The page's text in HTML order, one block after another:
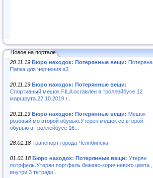
Новое на портале
20.11.19 Бюро находок: Потерянные вещи: Потеряна
Папка для черчения а3
20.11.19 Бюро находок: Потерянные вещи:
Спортивный мешок FILA оставлен в троллейбусе 12
маршрута.22.10.2019 г...
20.11.19 Бюро находок: Потерянные вещи: Мешок
розовый мо второй обувью.Утерен мешок со второй
обувью в троллейбусе 16...
28.01.18 Транспорт города Челябинска
01.01.18 Бюро находок: Потерянные вещи: Утерян
потрфель.Утерян портфель бежево-коричневого цвета ,
внутри 3 тетради..